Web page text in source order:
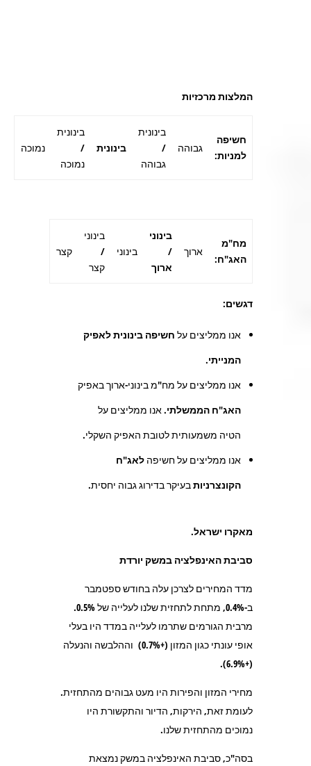
המלצות מרכזיות
חשיפה
למניות:
גבוהה
בינונית
/
גבוהה
בינונית
בינונית
/
נמוכה
נמוכה
מח"מ
האג"ח:
ארוך
בינוני
/
ארוך
בינוני
בינוני
/
קצר
קצר
דגשים:
אנו ממליצים על חשיפה בינונית לאפיק
המנייתי.
אנו ממליצים על מח"מ בינוני-ארוך באפיק
האג"ח הממשלתי. אנו ממליצים על
הטיה משמעותית לטובת האפיק השקלי.
אנו ממליצים על חשיפה לאג"ח
הקונצרניותבעיקר בדירוג גבוה יחסית.
מאקרו ישראל.
סביבת האינפלציה במשק יורדת
מדד המחירים לצרכן עלה בחודש ספטמבר
ב-0.4%, מתחת לתחזית שלנו לעלייה של 0.5%.
מרבית הגורמים שתרמו לעלייה במדד היו בעלי
אופי עונתי כגון המזון (+0.7%) וההלבשה והנעלה
(+6.9%).
מחירי המזון והפירות היו מעט גבוהים מהתחזית.
לעומת זאת, הירקות, הדיור והתקשורת היו
נמוכים מהתחזית שלנו.
בסה"כ, סביבת האינפלציה במשק נמצאת